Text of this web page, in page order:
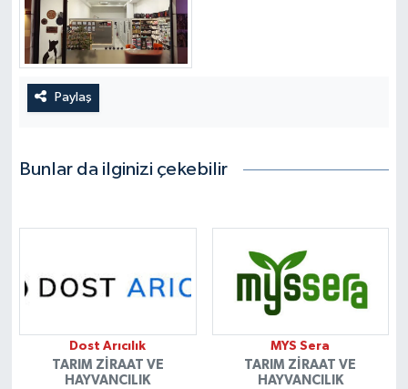
Paylaş
Bunlar da ilginizi çekebilir
Dost Arıcılık
TARIM ZIRAAT VE
HAYVANCILIK
MYS Sera
TARIM ZIRAAT VE
HAYVANCILIK